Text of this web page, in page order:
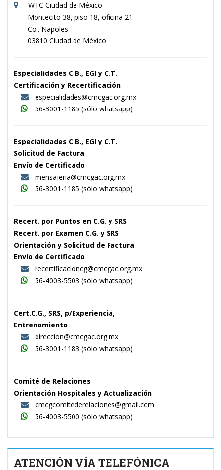
WTC Ciudad de México
Montecito 38, piso 18, oficina 21
Col. Napoles
03810 Ciudad de México
Especialidades C.B., EGI y C.T.
Certificación y Recertificación
especialidades@cmcgac.org.mx
56-3001-1185 (sólo whatsapp)
Especialidades C.B., EGI y C.T.
Solicitud de Factura
Envío de Certificado
mensajeria@cmcgac.org.mx
56-3001-1185 (sólo whatsapp)
Recert. por Puntos en C.G. y SRS
Recert. por Examen C.G. y SRS
Orientación y Solicitud de Factura
Envío de Certificado
recertificacioncg@cmcgac.org.mx
56-4003-5503 (sólo whatsapp)
Cert.C.G., SRS, p/Experiencia,
Entrenamiento
direccion@cmcgac.org.mx
56-3001-1183 (sólo whatsapp)
Comité de Relaciones
Orientación Hospitales y Actualización
cmcgcomitederelaciones@gmail.com
56-4003-5500 (sólo whatsapp)
ATENCIÓN VÍA TELEFÓNICA